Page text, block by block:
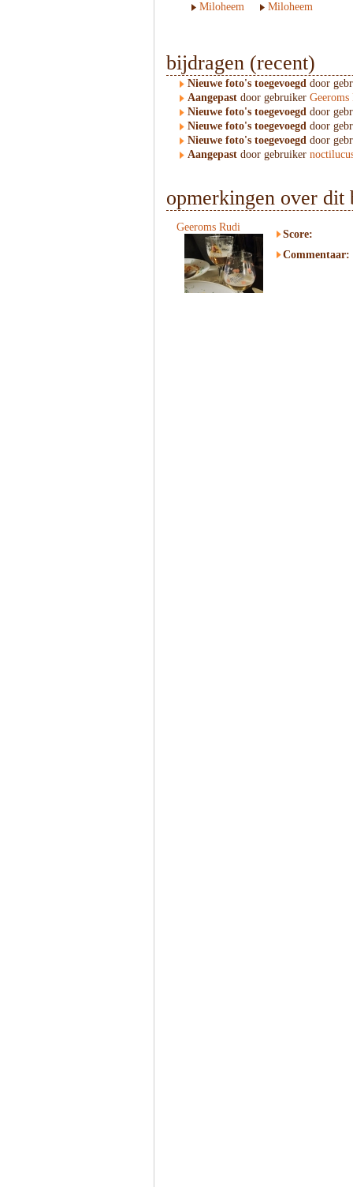
Miloheem Miloheem
bijdragen (recent)
Nieuwe foto's toegevoegd door
Aangepast door gebruiker Geeroms
Nieuwe foto's toegevoegd door
Nieuwe foto's toegevoegd door
Nieuwe foto's toegevoegd door
Aangepast door gebruiker
opmerkingen over dit
Geeroms Rudi
Score:
Commentaar: